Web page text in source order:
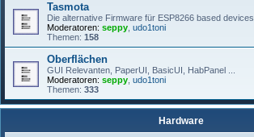
Tasmota
Die alternative Firmware für ESP8266 based devices
Moderatoren: seppy udo1toni
Themen: 158
Oberflächen
GUI Relevanten, PaperUI, BasicUI, HabPanel ...
Moderatoren: seppy udo1toni
Themen: 333
Hardware